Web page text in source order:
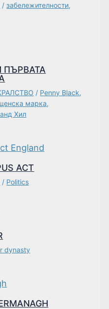
/забележителности,
ПЪРВАТА
/ Penny Black,
марка,
Хил
ACT
/ Politics
dynasty